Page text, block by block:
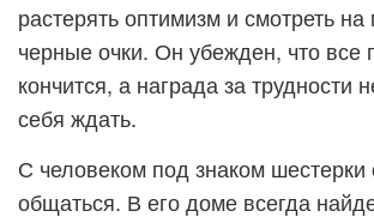
растерять оптимизм и смотреть
черные очки. Он убежден, что все
кончится, а награда за трудности
себя ждать.
С человеком под знаком шестерки
общаться. В его доме всегда